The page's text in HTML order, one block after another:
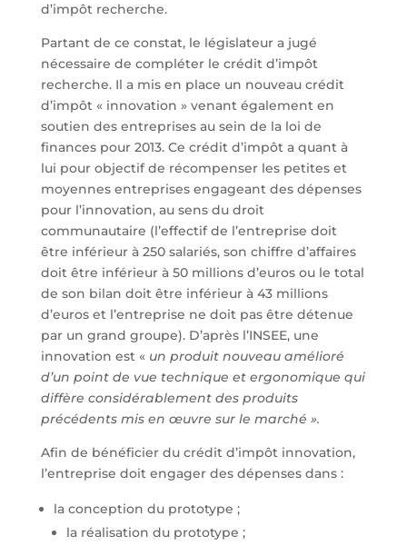
d’impôt recherche.
Partant de ce constat, le législateur a jugé
nécessaire de compléter le crédit d’impôt
recherche. Il a mis en place un nouveau crédit
d’impôt « innovation » venant également en
soutien des entreprises au sein de la loi de
finances pour 2013. Ce crédit d’impôt a quant à
lui pour objectif de récompenser les petites et
moyennes entreprises engageant des dépenses
pour l’innovation, au sens du droit
communautaire (l’effectif de l’entreprise doit
être inférieur à 250 salariés, son chiffre d’affaires
doit être inférieur à 50 millions d’euros ou le total
de son bilan doit être inférieur à 43 millions
d’euros et l’entreprise ne doit pas être détenue
par un grand groupe). D’après l’INSEE, une
innovation est « un produit nouveau amélioré
d’un point de vue technique et ergonomique qui
diffère considérablement des produits
précédents mis en œuvre sur le marché ».
Afin de bénéficier du crédit d’impôt innovation,
l’entreprise doit engager des dépenses dans :
la conception du prototype ;
la réalisation du prototype ;